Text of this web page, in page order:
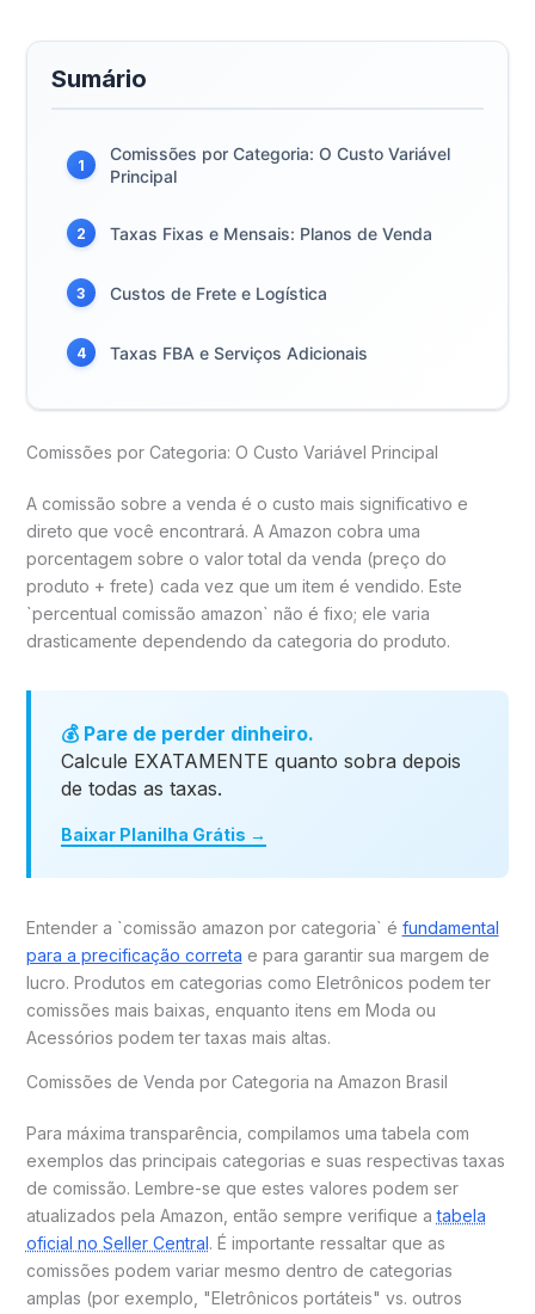
Sumário
1
Comissões por Categoria: O Custo Variável
Principal
2 Taxas Fixas e Mensais: Planos de Venda
3 Custos de Frete e Logística
4 Taxas FBA e Serviços Adicionais
Comissões por Categoria: O Custo Variável Principal
A comissão sobre a venda é o custo mais significativo e
direto que você encontrará. A Amazon cobra uma
porcentagem sobre o valor total da venda (preço do
produto + frete) cada vez que um item é vendido. Este
`percentual comissão amazon` não é fixo; ele varia
drasticamente dependendo da categoria do produto.
💰 Pare de perder dinheiro.
Calcule EXATAMENTE quanto sobra depois
de todas as taxas.
Baixar Planilha Grátis →
Entender a `comissão amazon por categoria` é fundamental
para a precificação correta e para garantir sua margem de
lucro. Produtos em categorias como Eletrônicos podem ter
comissões mais baixas, enquanto itens em Moda ou
Acessórios podem ter taxas mais altas.
Comissões de Venda por Categoria na Amazon Brasil
Para máxima transparência, compilamos uma tabela com
exemplos das principais categorias e suas respectivas taxas
de comissão. Lembre-se que estes valores podem ser
atualizados pela Amazon, então sempre verifique atabela
oficial no Seller Central. É importante ressaltar que as
comissões podem variar mesmo dentro de categorias
amplas (por exemplo, "Eletrônicos portáteis" vs. outros